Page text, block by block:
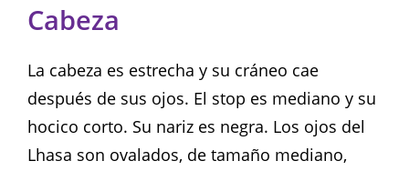
Cabeza
La cabeza es estrecha y su cráneo cae
después de sus ojos. El stop es mediano y su
hocico corto. Su nariz es negra. Los ojos del
Lhasa son ovalados, de tamaño mediano,